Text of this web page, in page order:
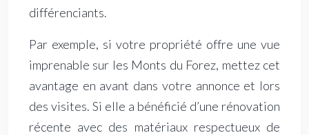
différenciants.
Par exemple, si votre propriété offre une vue
imprenable sur les Monts du Forez, mettez cet
avantage en avant dans votre annonce et lors
des visites. Si elle a bénéficié d’une rénovation
récente avec des matériaux respectueux de